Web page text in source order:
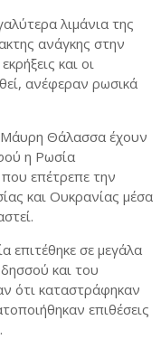
λιμάνια της
ανάγκης στην
και οι
ανέφεραν ρωσικά
Μάυρη Θάλασσα έχουν
η Ρωσία
επέτρεπε την
και Ουκρανίας μέσα
επιτέθηκε σε μεγάλα
και του
ότι καταστράφηκαν
επιθέσεις